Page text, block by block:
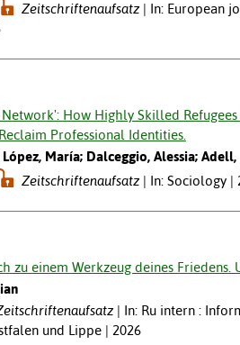
Zeitschriftenaufsatz
In: European
How Highly Skilled
Professional Identities.
López, María; Dalceggio, Alessia; Adell,
Zeitschriftenaufsatz
In: Sociology |
zu einem Werkzeug deines
In: Ru intern :
und Lippe | 2026